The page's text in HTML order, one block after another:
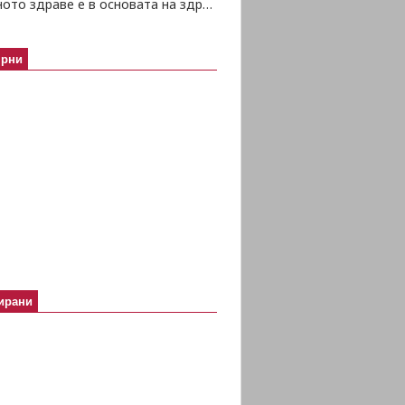
Психичното здраве е в основата на здравето изобщо